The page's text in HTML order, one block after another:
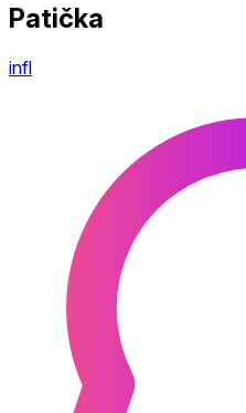
Patička
infl